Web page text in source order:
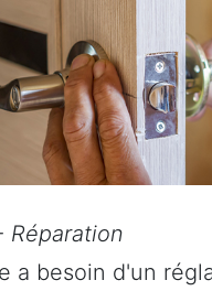
Réparation
a besoin d'un